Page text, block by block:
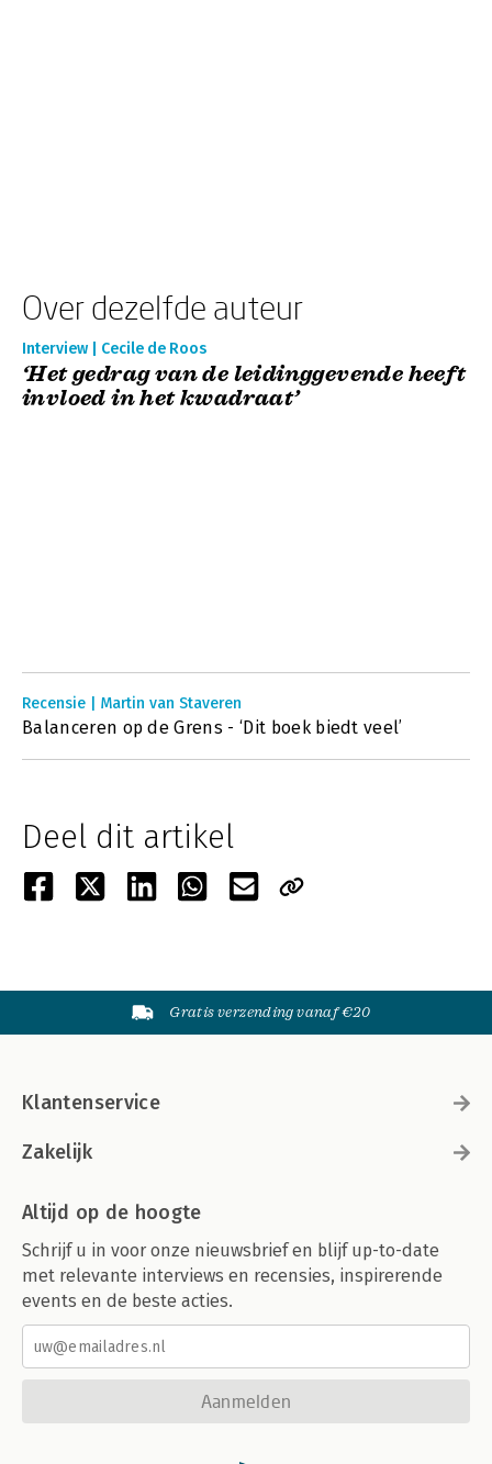
Over dezelfde auteur
Interview | Cecile de Roos
‘Het gedrag van de leidinggevende heeft
invloed in het kwadraat’
Recensie | Martin van Staveren
Balanceren op de Grens - ‘Dit boek biedt veel’
Deel dit artikel
Gratis verzending vanaf €20
Klantenservice
Zakelijk
Altijd op de hoogte
Schrijf u in voor onze nieuwsbrief en blijf up-to-date
met relevante interviews en recensies, inspirerende
events en de beste acties.
Aanmelden